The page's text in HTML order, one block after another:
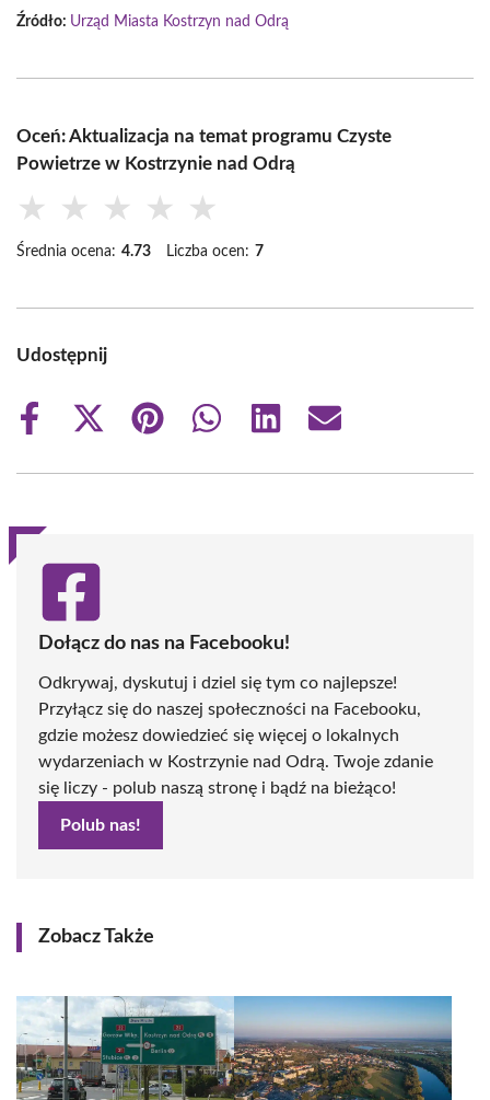
Źródło: Urząd Miasta Kostrzyn nad Odrą
Oceń: Aktualizacja na temat programu Czyste
Powietrze w Kostrzynie nad Odrą
★ ★ ★ ★ ★
Średnia ocena: 4.73 Liczba ocen: 7
Udostępnij
Share
Share
(Twitter)
Share
Share
Share
Share
Dołącz do nas na Facebooku!
Odkrywaj, dyskutuj i dziel się tym co najlepsze!
Przyłącz się do naszej społeczności na Facebooku,
gdzie możesz dowiedzieć się więcej o lokalnych
wydarzeniach w Kostrzynie nad Odrą. Twoje zdanie
się liczy - polub naszą stronę i bądź na bieżąco!
Polub nas!
Zobacz Także